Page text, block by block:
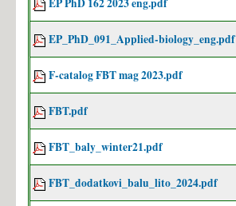
EP PhD 162 2023 eng.pdf
EP_PhD_091_Applied-biology_eng.pdf
F-catalog FBT mag 2023.pdf
FBT.pdf
FBT_baly_winter21.pdf
FBT_dodatkovi_balu_lito_2024.pdf